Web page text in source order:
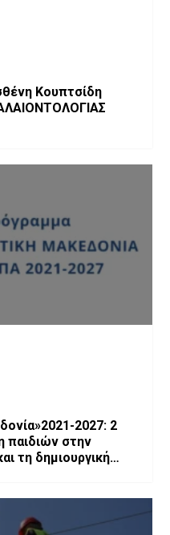
Κουπτσίδη
2027: 2
παιδιών στην
τη δημιουργική